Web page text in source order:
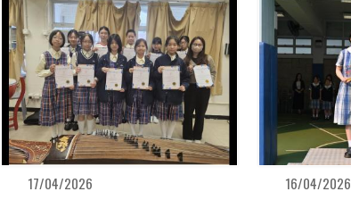
17/04/2026 16/04/2026